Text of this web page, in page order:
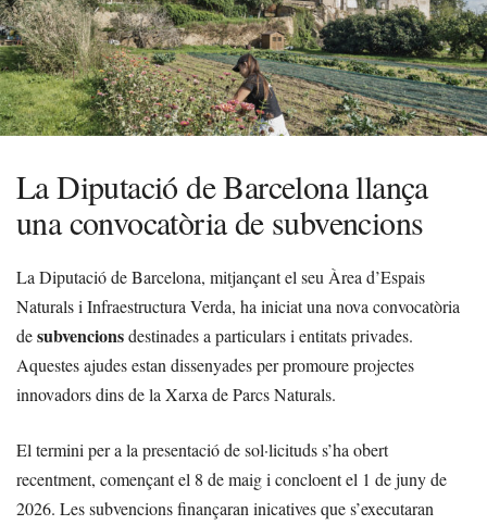
La Diputació de Barcelona llança
una convocatòria de subvencions
La Diputació de Barcelona, mitjançant el seu Àrea d’Espais
Naturals i Infraestructura Verda, ha iniciat una nova convocatòria
desubvencionsdestinades a particulars i entitats privades.
Aquestes ajudes estan dissenyades per promoure projectes
innovadors dins de la Xarxa de Parcs Naturals.
El termini per a la presentació de sol·licituds s’ha obert
recentment, començant el 8 de maig i concloent el 1 de juny de
2026. Les subvencions finançaran inicatives que s’executaran